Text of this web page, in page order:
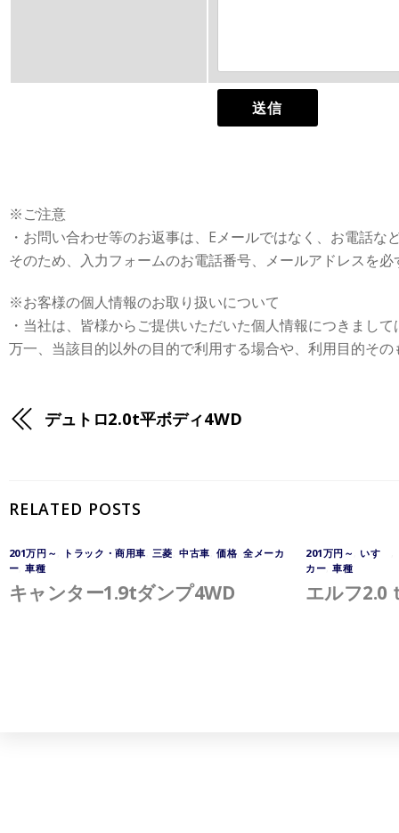
※ご注意
・お問い合わせ等のお返事は、Eメールではなく、お電話
そのため、入力フォームのお電話番号、メールアドレスを
※お客様の個人情報のお取り扱いについて
・当社は、皆様からご提供いただいた個人情報につきまし
万一、当該目的以外の目的で利用する場合や、利用目的そ
デュトロ2.0t平ボディ4WD
RELATED POSTS
201万円～ トラック・商用車 三菱 ,中古車 価格 ,全メーカ
ー ,車種
キャンター1.9tダンプ4WD
201万円～ いすゞ
カー ,車種
エルフ2.0